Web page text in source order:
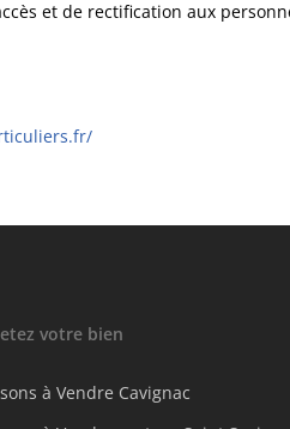
et de rectification aux
votre bien
à Vendre Cavignac